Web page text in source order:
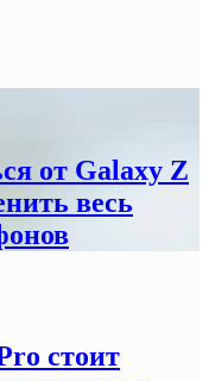
от Galaxy Z
весь
стоит